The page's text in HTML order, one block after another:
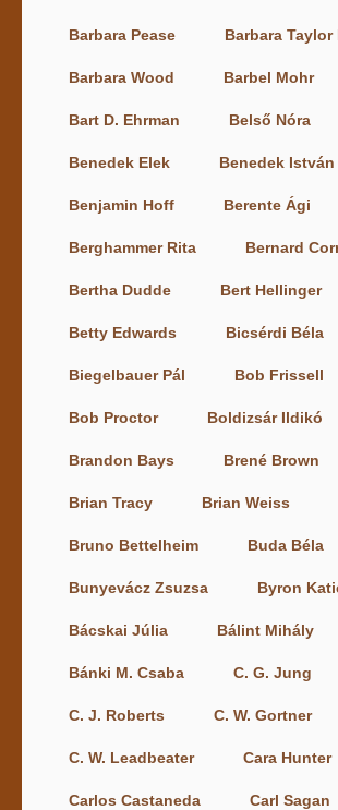
Barbara Pease Barbara
Barbara Wood Barbel Mohr
Bart D. Ehrman Belső Nóra
Benedek Elek Benedek István
Benjamin Hoff Berente Ági
Berghammer Rita Bernard
Bertha Dudde Bert Hellinger
Betty Edwards Bicsérdi Béla
Biegelbauer Pál Bob Frissell
Bob Proctor Boldizsár Ildikó
Brandon Bays Brené Brown
Brian Tracy Brian Weiss
Bruno Bettelheim Buda Béla
Bunyevácz Zsuzsa Byron
Bácskai Júlia Bálint Mihály
Bánki M. Csaba C. G. Jung
C. J. Roberts C. W. Gortner
C. W. Leadbeater Cara Hunter
Carlos Castaneda Carl Sagan